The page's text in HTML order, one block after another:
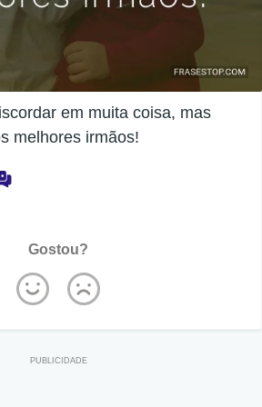
em muita coisa, mas
melhores irmãos!
Gostou?